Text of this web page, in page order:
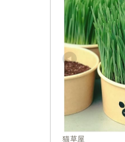
猫草屋